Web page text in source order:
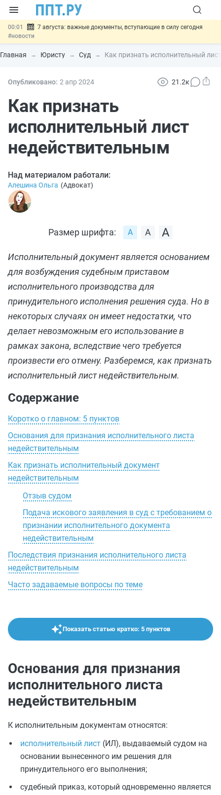
00:01
7 августа: важные документы, вступающие в силу сегодня
#новости
06.08 Минпромторг предложил запретить смешанные лоты
электроники в госзакупках#новости
06.08 Возврат денег за риелторские услуги при недействительных
06.08
банковской гарантией#новости
Главная Юристу Суд Как признать исполнительный
Опубликовано: 2 апр 2024 21.2к
Как признать
исполнительный лист
недействительным
Над материалом работали:
Алешина Ольга (Адвокат)
Размер шрифта:
Исполнительный документ является основанием
для возбуждения судебным приставом
исполнительного производства для
принудительного исполнения решения суда. Но в
некоторых случаях он имеет недостатки, что
делает невозможным его использование в
рамках закона, вследствие чего требуется
произвести его отмену. Разберемся, как признать
исполнительный лист недействительным.
Содержание
Коротко о главном: 5 пунктов
Основания для признания исполнительного листа
недействительным
Как признать исполнительный документ
недействительным
Отзыв судом
Подача искового заявления в суд с требованием о
признании исполнительного документа
недействительным
Последствия признания исполнительного листа
недействительным
Часто задаваемые вопросы по теме
Показать статью кратко: 5 пунктов
Основания для признания
исполнительного листа
недействительным
К исполнительным документам относятся:
исполнительный лист (ИЛ), выдаваемый судом на
основании вынесенного им решения для
принудительного его выполнения;
судебный приказ, который одновременно является